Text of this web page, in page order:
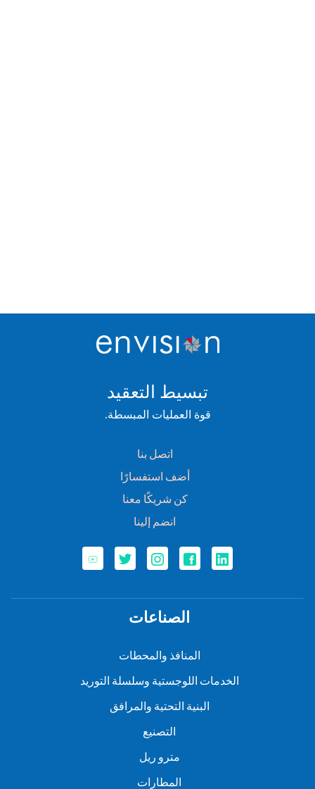
تبسيط التعقيد
قوة العمليات المبسطة.
اتصل بنا
أضف استفسارًا
كن شريكًا معنا
انضم إلينا
الصناعات
المنافذ والمحطات
الخدمات اللوجستية وسلسلة التوريد
البنية التحتية والمرافق
التصنيع
مترو ريل
المطارات